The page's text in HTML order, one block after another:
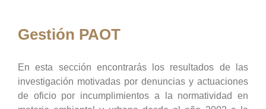
Gestión PAOT
En esta sección encontrarás los resultados de las
investigación motivadas por denuncias y actuaciones
de oficio por incumplimientos a la normatividad en